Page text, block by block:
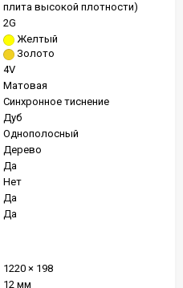
плита высокой плотности)
2G
Желтый
Золото
4V
Матовая
Синхронное тиснение
Дуб
Однополосный
Дерево
Да
Нет
Да
Да
1220 × 198
12 мм